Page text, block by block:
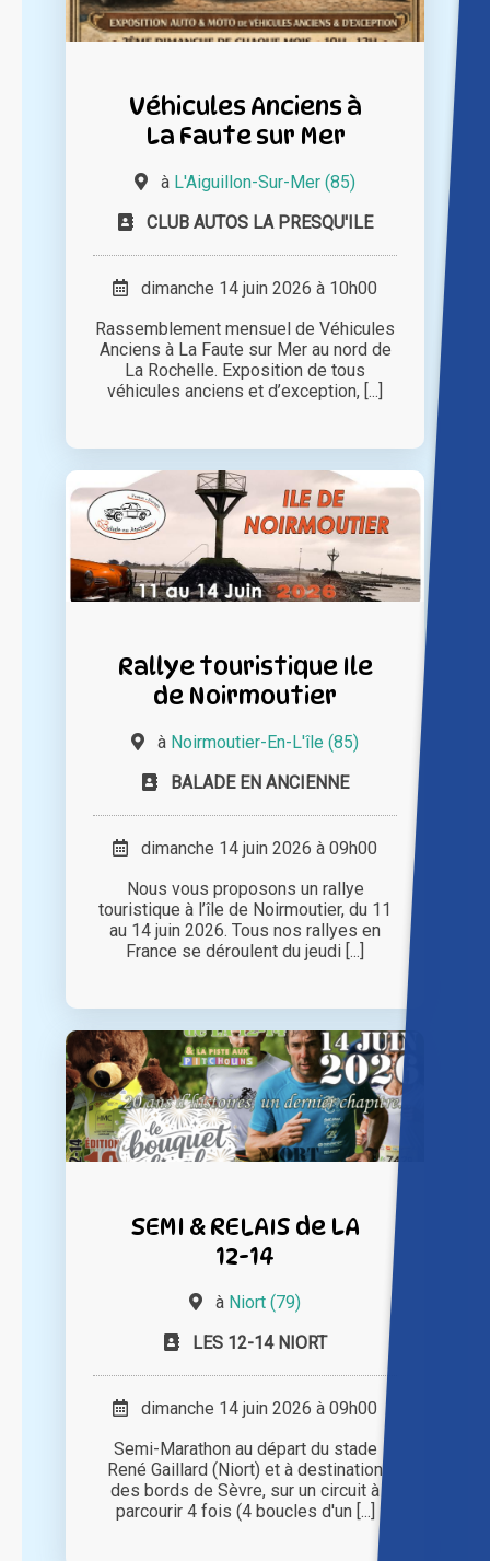
Véhicules Anciens à
La Faute sur Mer
à L'Aiguillon-Sur-Mer (85)
CLUB AUTOS LA PRESQU'ILE
dimanche 14 juin 2026 à 10h00
Rassemblement mensuel de Véhicules
Anciens à La Faute sur Mer au nord de
La Rochelle. Exposition de tous
véhicules anciens et d’exception, [...]
Rallye touristique Ile
de Noirmoutier
à Noirmoutier-En-L'île (85)
BALADE EN ANCIENNE
dimanche 14 juin 2026 à 09h00
Nous vous proposons un rallye
touristique à l’île de Noirmoutier, du 11
au 14 juin 2026. Tous nos rallyes en
France se déroulent du jeudi [...]
SEMI & RELAIS de LA
12-14
à Niort (79)
LES 12-14 NIORT
dimanche 14 juin 2026 à 09h00
Semi-Marathon au départ du stade
René Gaillard (Niort) et à destination
des bords de Sèvre, sur un circuit à
parcourir 4 fois (4 boucles d'un [...]